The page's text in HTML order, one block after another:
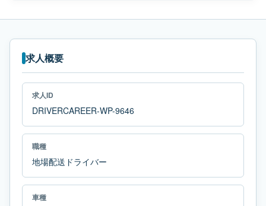
求人概要
求人ID
DRIVERCAREER-WP-9646
職種
地場配送ドライバー
車種